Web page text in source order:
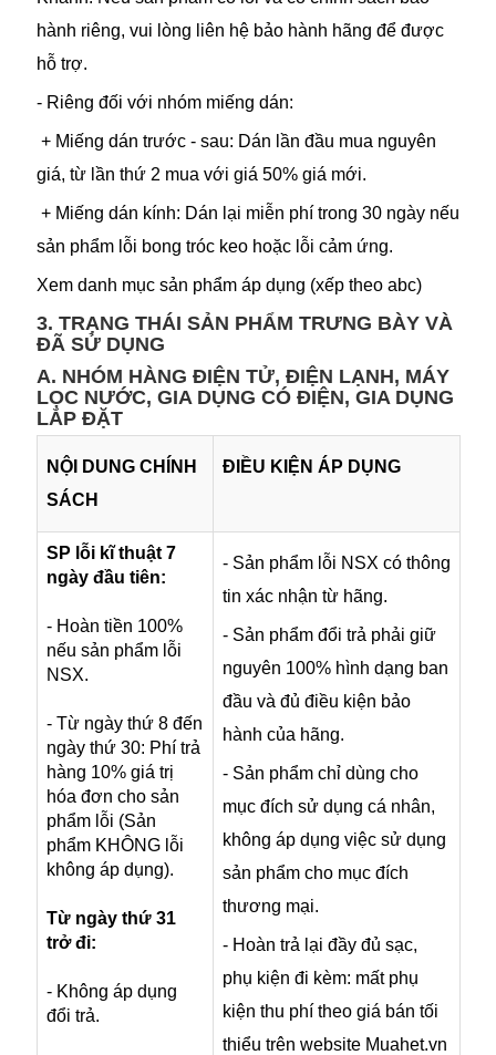
hành riêng, vui lòng liên hệ bảo hành hãng để được
hỗ trợ.
- Riêng đối với nhóm miếng dán:
+ Miếng dán trước - sau: Dán lần đầu mua nguyên
giá, từ lần thứ 2 mua với giá 50% giá mới.
+ Miếng dán kính: Dán lại miễn phí trong 30 ngày nếu
sản phẩm lỗi bong tróc keo hoặc lỗi cảm ứng.
Xem danh mục sản phẩm áp dụng (xếp theo abc)
3. TRẠNG THÁI SẢN PHẨM TRƯNG BÀY VÀ
ĐÃ SỬ DỤNG
A. NHÓM HÀNG ĐIỆN TỬ, ĐIỆN LẠNH, MÁY
LỌC NƯỚC, GIA DỤNG CÓ ĐIỆN, GIA DỤNG
LẮP ĐẶT
NỘI DUNG CHÍNH
SÁCH
ĐIỀU KIỆN ÁP DỤNG
SP lỗi kĩ thuật 7
ngày đầu tiên:
- Hoàn tiền 100%
nếu sản phẩm lỗi
NSX.
- Từ ngày thứ 8 đến
ngày thứ 30: Phí trả
hàng 10% giá trị
hóa đơn cho sản
phẩm lỗi (Sản
phẩm KHÔNG lỗi
không áp dụng).
Từ ngày thứ 31
trở đi:
- Không áp dụng
đổi trả.
- Sản phẩm lỗi NSX có thông
tin xác nhận từ hãng.
- Sản phẩm đổi trả phải giữ
nguyên 100% hình dạng ban
đầu và đủ điều kiện bảo
hành của hãng.
- Sản phẩm chỉ dùng cho
mục đích sử dụng cá nhân,
không áp dụng việc sử dụng
sản phẩm cho mục đích
thương mại.
- Hoàn trả lại đầy đủ sạc,
phụ kiện đi kèm: mất phụ
kiện thu phí theo giá bán tối
thiểu trên website Muahet.vn